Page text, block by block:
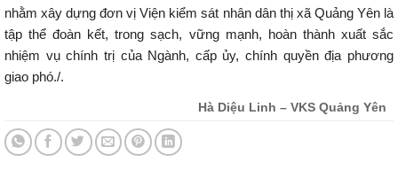
nhằm xây dựng đơn vị Viện kiểm sát nhân dân thị xã Quảng Yên là
tập thể đoàn kết, trong sạch, vững mạnh, hoàn thành xuất sắc
nhiệm vụ chính trị của Ngành, cấp ủy, chính quyền địa phương
giao phó./.
Hà Diệu Linh – VKS Quảng Yên